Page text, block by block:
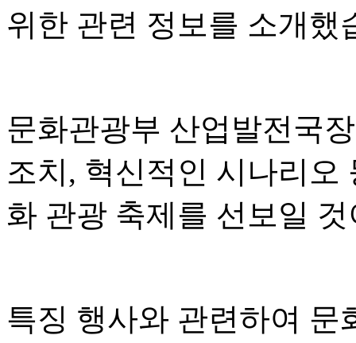
위한 관련 정보를 소개했
문화관광부 산업발전국
조치, 혁신적인 시나리오
화 관광 축제를 선보일
특징 행사와 관련하여